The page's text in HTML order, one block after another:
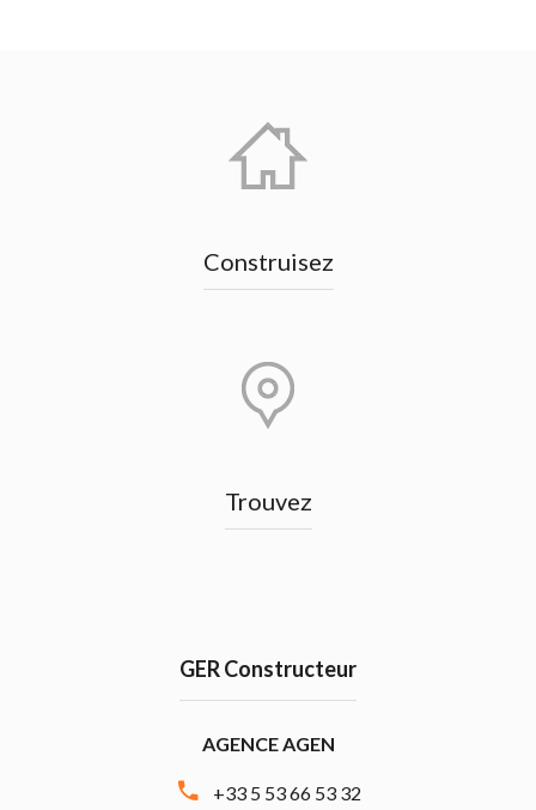
Construisez
Trouvez
GER Constructeur
AGENCE AGEN
+33 5 53 66 53 32